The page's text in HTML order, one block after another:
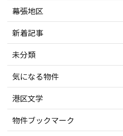
幕張地区
新着記事
未分類
気になる物件
港区文学
物件ブックマーク